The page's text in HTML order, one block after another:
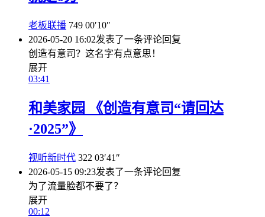
老板联播 749 00′10″
2026-05-20 16:02发表了一条评论回复
创造有意司？这名字有点意思！
展开
03:41
和美家园 《创造有意司“请回达
·2025”》
视听新时代 322 03′41″
2026-05-15 09:23发表了一条评论回复
为了流量脸都不要了？
展开
00:12